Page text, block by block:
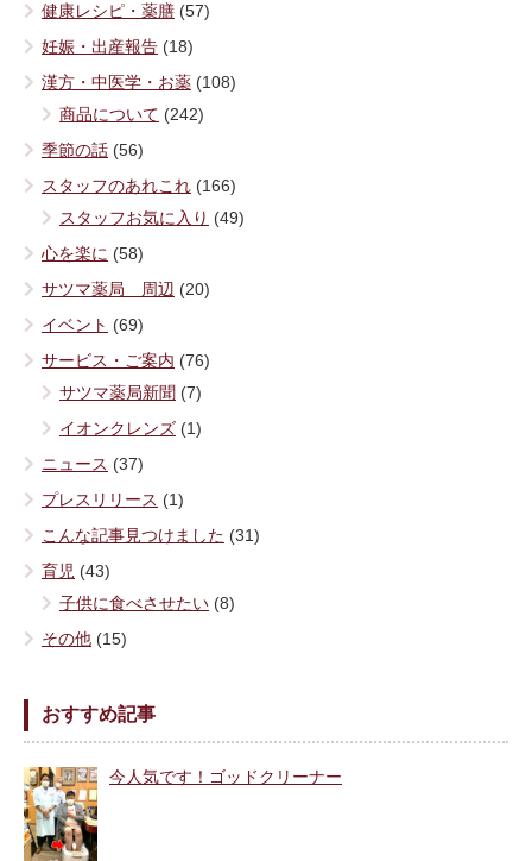
健康レシピ・薬膳 (57)
妊娠・出産報告 (18)
漢方・中医学・お薬 (108)
商品について (242)
季節の話 (56)
スタッフのあれこれ (166)
スタッフお気に入り (49)
心を楽に (58)
サツマ薬局 周辺 (20)
イベント (69)
サービス・ご案内 (76)
サツマ薬局新聞 (7)
イオンクレンズ (1)
ニュース (37)
プレスリリース (1)
こんな記事見つけました (31)
育児 (43)
子供に食べさせたい (8)
その他 (15)
おすすめ記事
今人気です！ゴッドクリーナー